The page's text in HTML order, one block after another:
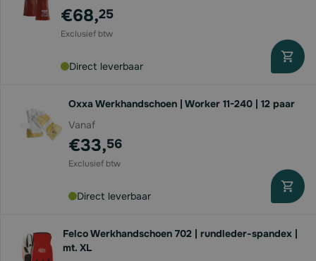
€68,25
Direct leverbaar
Oxxa Werkhandschoen | Worker 11-240 | 12 paar
Vanaf
€33,56
Direct leverbaar
Felco Werkhandschoen 702 | rundleder-spandex |
mt. XL